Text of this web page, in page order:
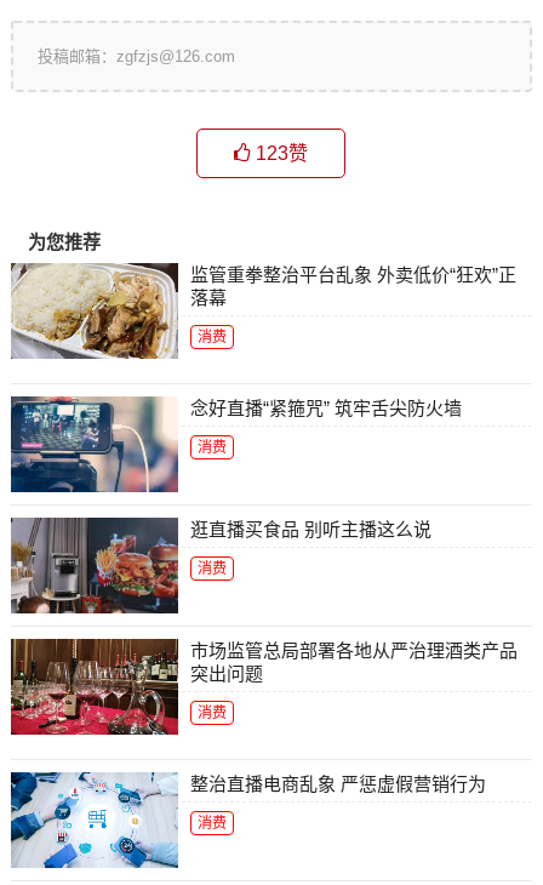
投稿邮箱：zgfzjs@126.com
123赞
为您推荐
监管重拳整治平台乱象 外卖低价“狂欢”正
落幕
消费
念好直播“紧箍咒” 筑牢舌尖防火墙
消费
逛直播买食品 别听主播这么说
消费
市场监管总局部署各地从严治理酒类产品
突出问题
消费
整治直播电商乱象 严惩虚假营销行为
消费